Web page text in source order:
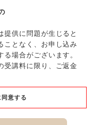
供に問題が生じると
ことなく、お申し込み
場合がございます。
受講料に限り、ご返金
意する